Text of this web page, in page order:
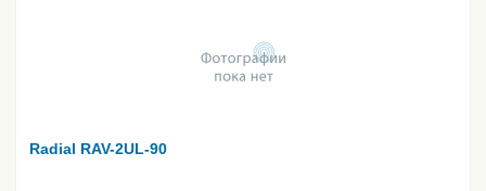
Radial RAV-2UL-90